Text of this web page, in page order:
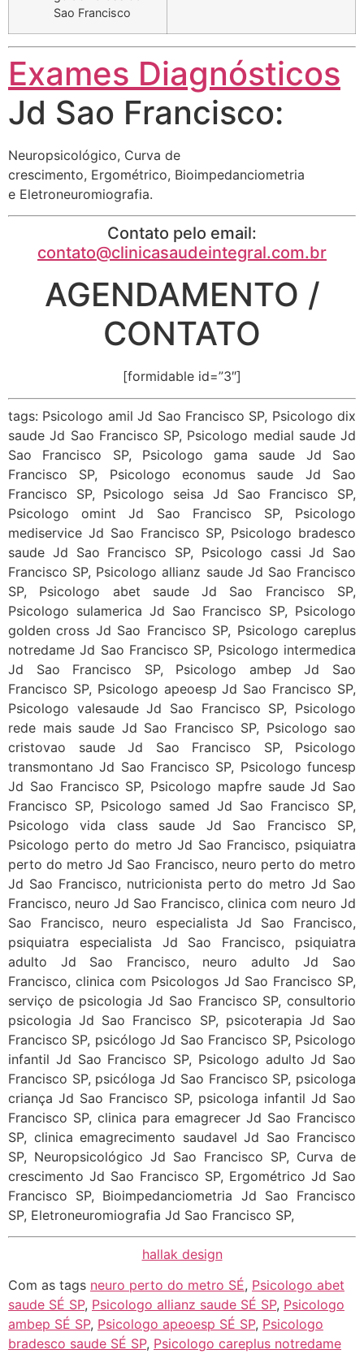
Sao Francisco
Exames Diagnósticos
Jd Sao Francisco:
Neuropsicológico, Curva de
crescimento, Ergométrico, Bioimpedanciometria
e Eletroneuromiografia.
Contato pelo email:
contato@clinicasaudeintegral.com.br
AGENDAMENTO /
CONTATO
[formidable id=”3″]
tags: Psicologo amil Jd Sao Francisco SP, Psicologo dix
saude Jd Sao Francisco SP, Psicologo medial saude Jd
Sao Francisco SP, Psicologo gama saude Jd Sao
Francisco SP, Psicologo economus saude Jd Sao
Francisco SP, Psicologo seisa Jd Sao Francisco SP,
Psicologo omint Jd Sao Francisco SP, Psicologo
mediservice Jd Sao Francisco SP, Psicologo bradesco
saude Jd Sao Francisco SP, Psicologo cassi Jd Sao
Francisco SP, Psicologo allianz saude Jd Sao Francisco
SP, Psicologo abet saude Jd Sao Francisco SP,
Psicologo sulamerica Jd Sao Francisco SP, Psicologo
golden cross Jd Sao Francisco SP, Psicologo careplus
notredame Jd Sao Francisco SP, Psicologo intermedica
Jd Sao Francisco SP, Psicologo ambep Jd Sao
Francisco SP, Psicologo apeoesp Jd Sao Francisco SP,
Psicologo valesaude Jd Sao Francisco SP, Psicologo
rede mais saude Jd Sao Francisco SP, Psicologo sao
cristovao saude Jd Sao Francisco SP, Psicologo
transmontano Jd Sao Francisco SP, Psicologo funcesp
Jd Sao Francisco SP, Psicologo mapfre saude Jd Sao
Francisco SP, Psicologo samed Jd Sao Francisco SP,
Psicologo vida class saude Jd Sao Francisco SP,
Psicologo perto do metro Jd Sao Francisco, psiquiatra
perto do metro Jd Sao Francisco, neuro perto do metro
Jd Sao Francisco, nutricionista perto do metro Jd Sao
Francisco, neuro Jd Sao Francisco, clinica com neuro Jd
Sao Francisco, neuro especialista Jd Sao Francisco,
psiquiatra especialista Jd Sao Francisco, psiquiatra
adulto Jd Sao Francisco, neuro adulto Jd Sao
Francisco, clinica com Psicologos Jd Sao Francisco SP,
serviço de psicologia Jd Sao Francisco SP, consultorio
psicologia Jd Sao Francisco SP, psicoterapia Jd Sao
Francisco SP, psicólogo Jd Sao Francisco SP, Psicologo
infantil Jd Sao Francisco SP, Psicologo adulto Jd Sao
Francisco SP, psicóloga Jd Sao Francisco SP, psicologa
criança Jd Sao Francisco SP, psicologa infantil Jd Sao
Francisco SP, clinica para emagrecer Jd Sao Francisco
SP, clinica emagrecimento saudavel Jd Sao Francisco
SP, Neuropsicológico Jd Sao Francisco SP, Curva de
crescimento Jd Sao Francisco SP, Ergométrico Jd Sao
Francisco SP, Bioimpedanciometria Jd Sao Francisco
SP, Eletroneuromiografia Jd Sao Francisco SP,
hallak design
Com as tags neuro perto do metro SÉ, Psicologo abet
saude SÉ SP, Psicologo allianz saude SÉ SP, Psicologo
ambep SÉ SP, Psicologo apeoesp SÉ SP, Psicologo
bradesco saude SÉ SP, Psicologo careplus notredame